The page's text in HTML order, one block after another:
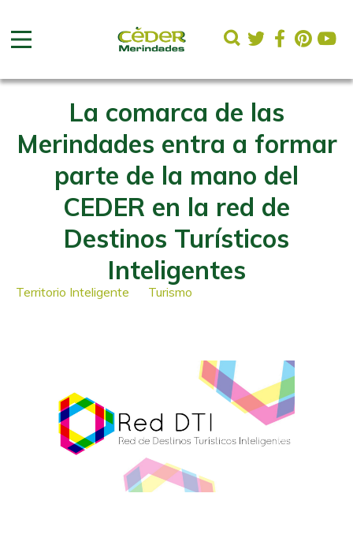
La comarca de las
Merindades entra a formar
parte de la mano del
CEDER en la red de
Destinos Turísticos
Inteligentes
Territorio Inteligente Turismo